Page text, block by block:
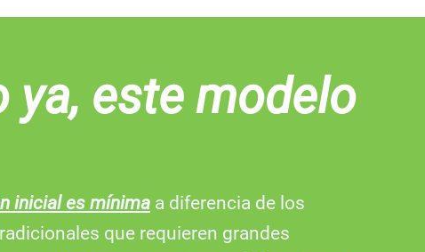
ya, este modelo
inicial es mínimaa diferencia de los
que requieren grandes